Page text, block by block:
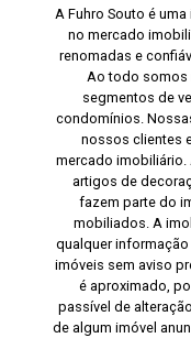
A Fuhro Souto é
no mercado
renomadas e
Ao todo somos
segmentos de
condomínios.
nossos clientes
mercado imobiliário.
artigos de
fazem parte do
mobiliados. A
qualquer
imóveis sem aviso
é aproximado,
passível de
de algum imóvel